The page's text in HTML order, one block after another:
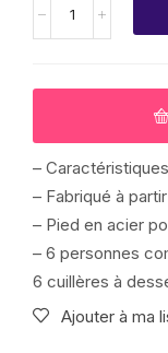
–
– Fabriqué à
– Pied en acier
– 6 personnes
6 cuillères à
Ajouter à ma